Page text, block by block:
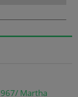
Martha